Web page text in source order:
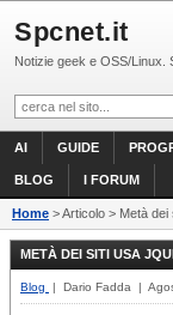
Spcnet.it
Notizie geek e OSS/Linux.
AI GUIDE
BLOG I FORUM
Home > Articolo > Metà
METÀ DEI SITI USA
Blog | Dario Fadda |